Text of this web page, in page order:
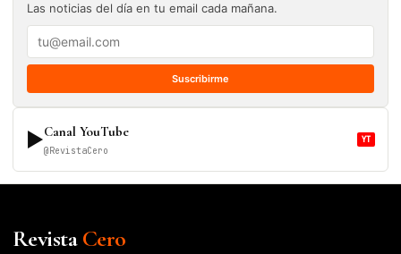
Las noticias del día en tu email cada mañana.
Suscribirme
▶Canal YouTube
@RevistaCero
YT
RevistaCero